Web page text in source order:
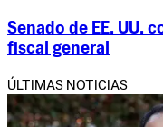
Senado de EE. UU.
fiscal general
ÚLTIMAS NOTICIAS